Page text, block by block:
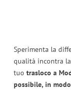
Sperimenta la
qualità incontra
tuo trasloco a
possibile, in